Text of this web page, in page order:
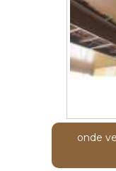
onde